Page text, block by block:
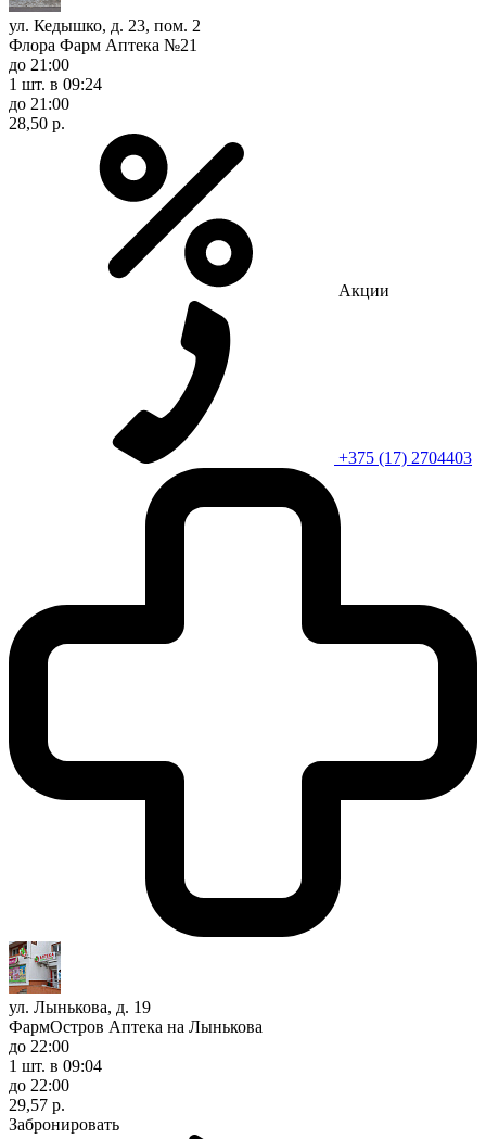
ул. Кедышко, д. 23, пом. 2
Флора Фарм Аптека №21
до 21:00
1 шт. в 09:24
до 21:00
28,50 р.
Акции
+375 (17) 2704403
ул. Лынькова, д. 19
ФармОстров Аптека на Лынькова
до 22:00
1 шт. в 09:04
до 22:00
29,57 р.
Забронировать